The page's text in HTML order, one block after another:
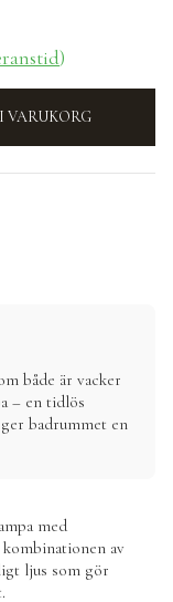
)
VARUKORG
både är vacker
– en tidlös
badrummet en
med
av
ljus som gör